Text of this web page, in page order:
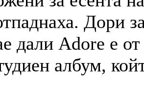
Дори
дали Adore e
албум,